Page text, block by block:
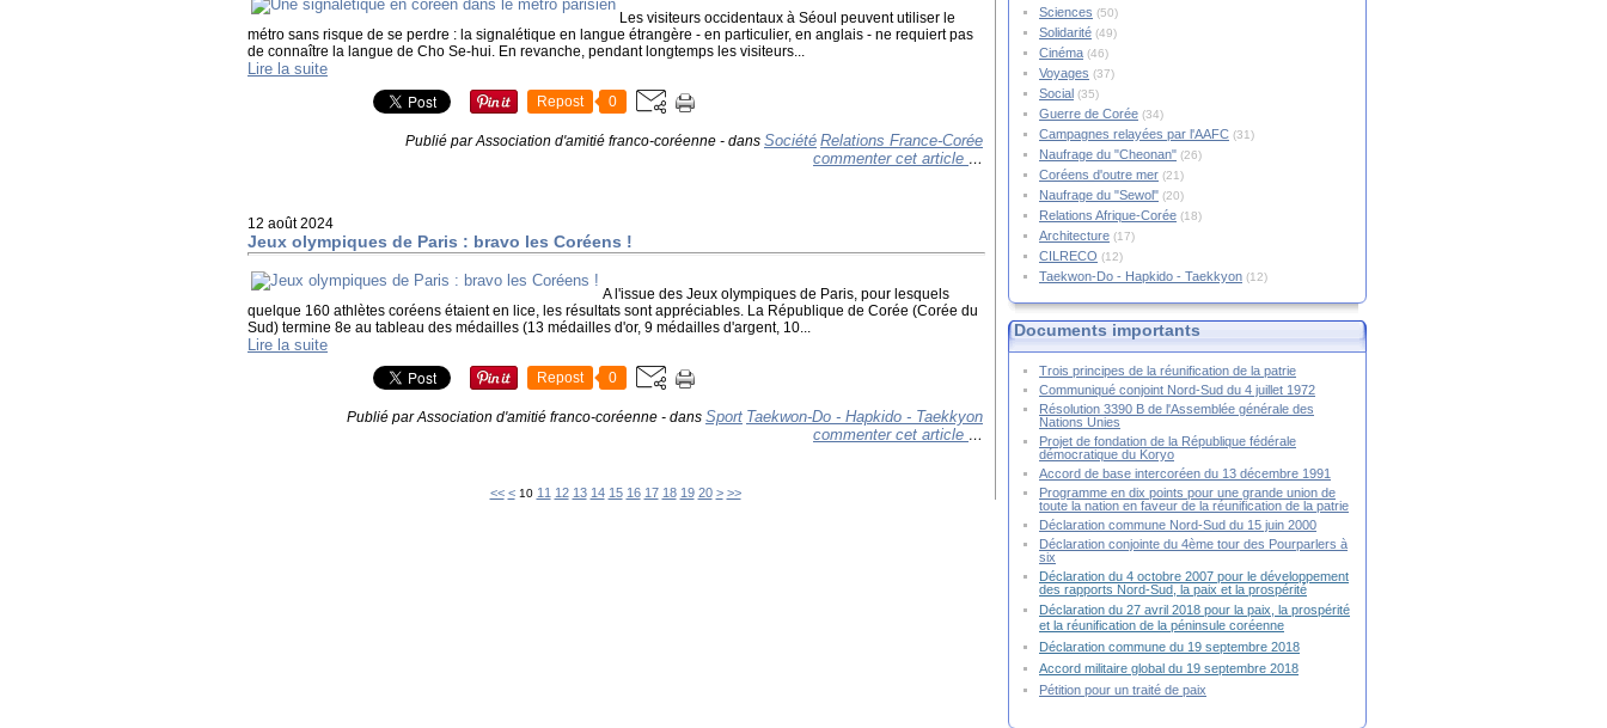
Les visiteurs occidentaux à Séoul peuvent utiliser le
métro sans risque de se perdre : la signalétique en langue étrangère - en particulier, en anglais - ne requiert pas
de connaître la langue de Cho Se-hui. En revanche, pendant longtemps les visiteurs...
Lire la suite
Repost 0
Publié par Association d'amitié franco-coréenne - dans Société Relations France-Corée
commenter cet article …
12 août 2024
Jeux olympiques de Paris : bravo les Coréens !
A l'issue des Jeux olympiques de Paris, pour lesquels
quelque 160 athlètes coréens étaient en lice, les résultats sont appréciables. La République de Corée (Corée du
Sud) termine 8e au tableau des médailles (13 médailles d'or, 9 médailles d'argent, 10...
Lire la suite
Repost 0
Publié par Association d'amitié franco-coréenne - dans Sport Taekwon-Do - Hapkido - Taekkyon
commenter cet article …
<< < 10 11 12 13 14 15 16 17 18 19 20 30
40
50
60
70
80
90
100
200
> >>
Sciences (50)
Solidarité (49)
Cinéma (46)
Voyages (37)
Social (35)
Guerre de Corée (34)
Campagnes relayées par l'AAFC (31)
Naufrage du "Cheonan" (26)
Coréens d'outre mer (21)
Naufrage du "Sewol" (20)
Relations Afrique-Corée (18)
Architecture (17)
CILRECO (12)
Taekwon-Do - Hapkido - Taekkyon (12)
Documents importants
Trois principes de la réunification de la patrie
Communiqué conjoint Nord-Sud du 4 juillet 1972
Résolution 3390 B de l'Assemblée générale des
Nations Unies
Projet de fondation de la République fédérale
démocratique du Koryo
Accord de base intercoréen du 13 décembre 1991
Programme en dix points pour une grande union de
toute la nation en faveur de la réunification de la patrie
Déclaration commune Nord-Sud du 15 juin 2000
Déclaration conjointe du 4ème tour des Pourparlers à
six
Déclaration du 4 octobre 2007 pour le développement
des rapports Nord-Sud, la paix et la prospérité
Déclaration du 27 avril 2018 pour la paix, la prospérité
et la réunification de la péninsule coréenne
Déclaration commune du 19 septembre 2018
Accord militaire global du 19 septembre 2018
Pétition pour un traité de paix